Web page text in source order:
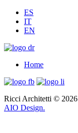
ES
IT
EN
Home
Ricci Architetti © 2026
AIO Design.